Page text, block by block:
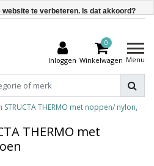
Inloggen
0
Winkelwagen Menu
STRUCTA THERMO met noppen/ nylon,
THERMO met
te verbeteren. Is dat akkoord?